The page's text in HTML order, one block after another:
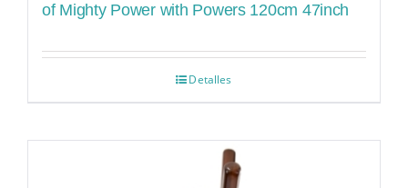
of Mighty Power with Powers 120cm 47inch
Detalles